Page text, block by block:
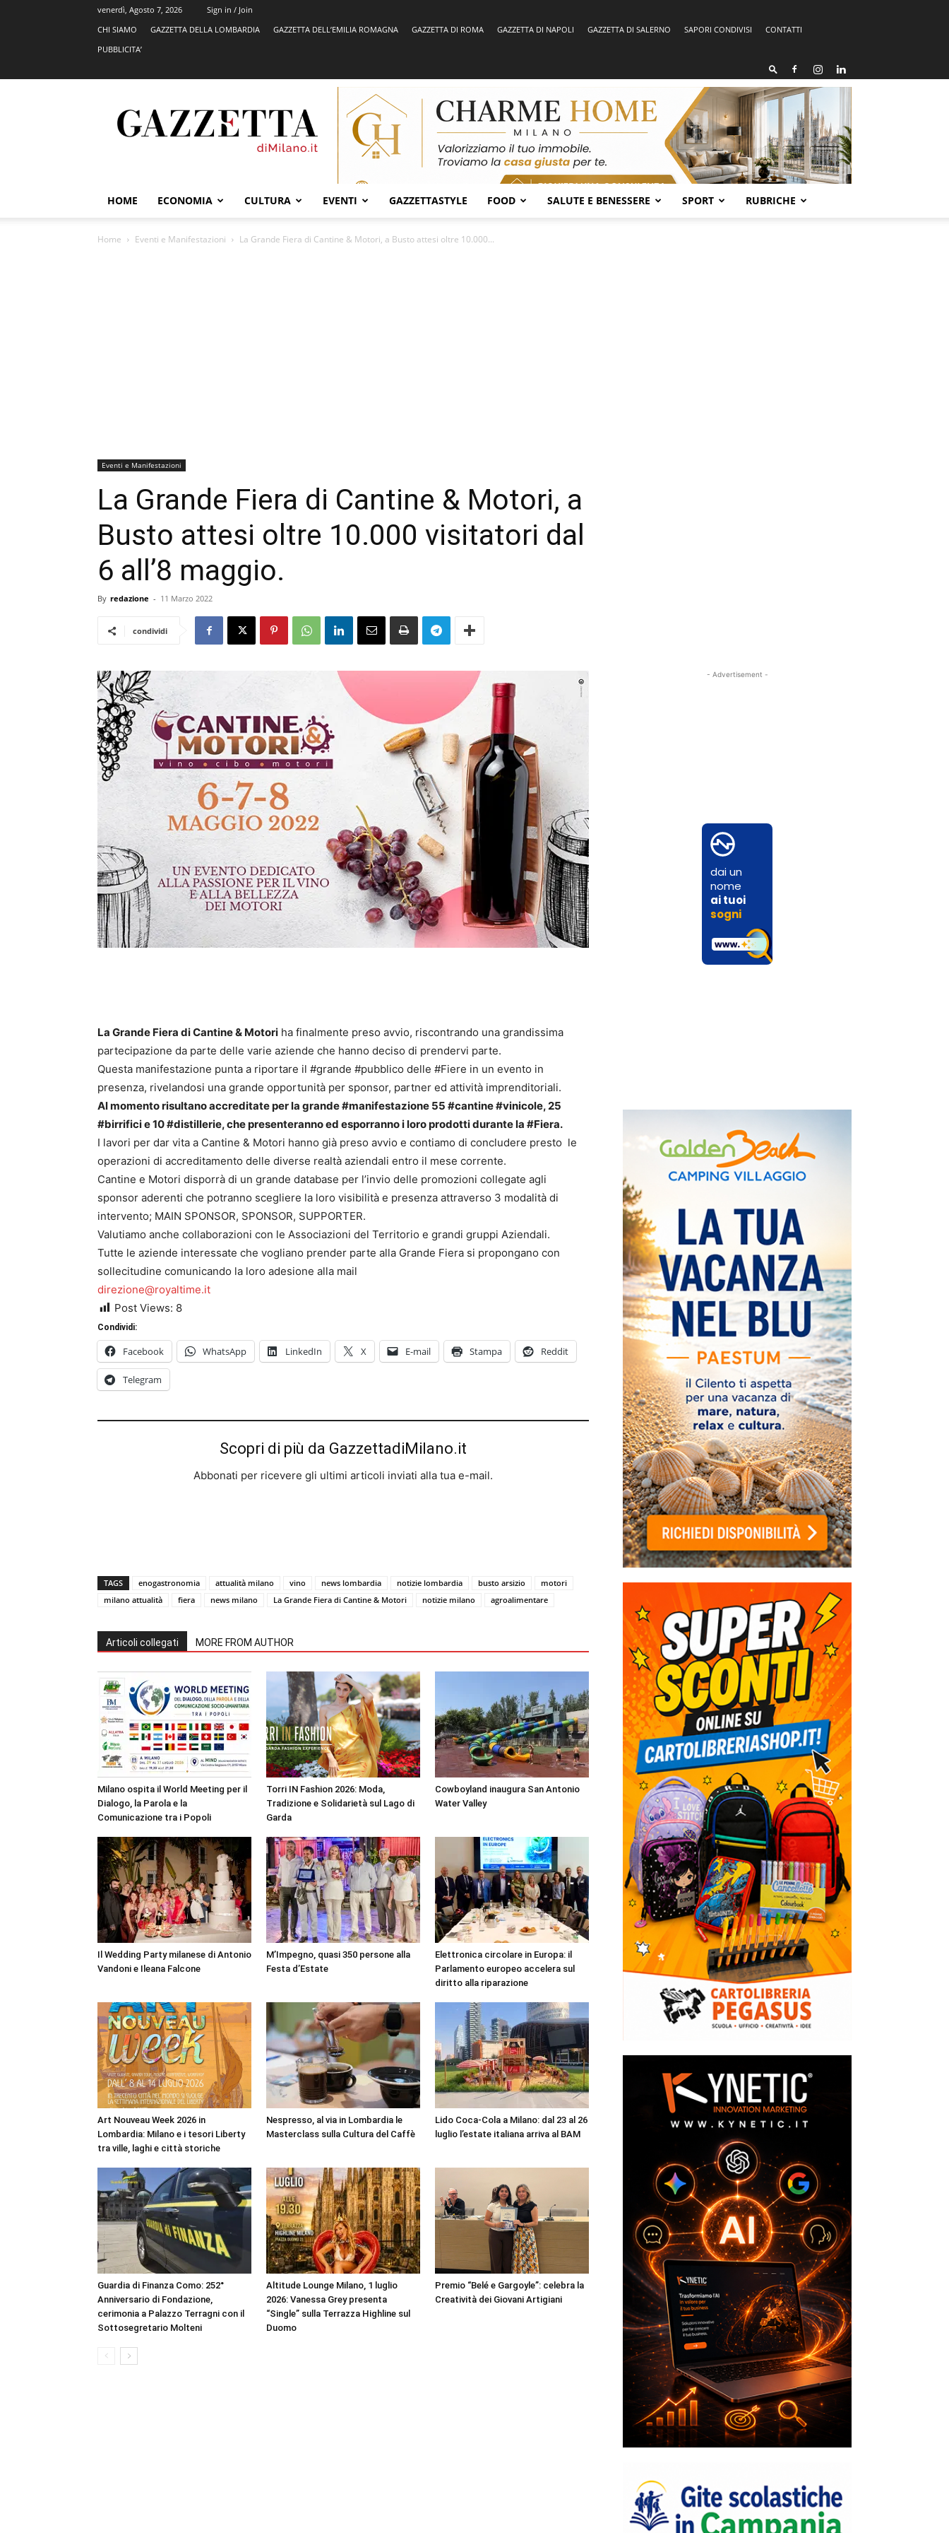
venerdì, Agosto 7, 2026
Sign in / Join
CHI SIAMO
GAZZETTA DELLA LOMBARDIA GAZZETTA DELL’EMILIA ROMAGNA GAZZETTA DI ROMA GAZZETTA DI NAPOLI GAZZETTA DI SALERNO SAPORI CONDIVISI
CONTATTI
PUBBLICITA’
HOME ECONOMIA CULTURA EVENTI GAZZETTASTYLE FOOD SALUTE E BENESSERE SPORT RUBRICHE
Home Eventi e Manifestazioni La Grande Fiera di Cantine & Motori, a Busto attesi oltre 10.000...
Eventi e Manifestazioni
La Grande Fiera di Cantine & Motori, a
Busto attesi oltre 10.000 visitatori dal
6 all’8 maggio.
By redazione - 11 Marzo 2022
condividi
La Grande Fiera di Cantine & Motori ha finalmente preso avvio, riscontrando una grandissima
partecipazione da parte delle varie aziende che hanno deciso di prendervi parte.
Questa manifestazione punta a riportare il #grande #pubblico delle #Fiere in un evento in
presenza, rivelandosi una grande opportunità per sponsor, partner ed attività imprenditoriali.
Al momento risultano accreditate per la grande #manifestazione 55 #cantine #vinicole, 25
#birrifici e 10 #distillerie, che presenteranno ed esporranno i loro prodotti durante la #Fiera.
I lavori per dar vita a Cantine & Motori hanno già preso avvio e contiamo di concludere presto le
operazioni di accreditamento delle diverse realtà aziendali entro il mese corrente.
Cantine e Motori disporrà di un grande database per l’invio delle promozioni collegate agli
sponsor aderenti che potranno scegliere la loro visibilità e presenza attraverso 3 modalità di
intervento; MAIN SPONSOR, SPONSOR, SUPPORTER.
Valutiamo anche collaborazioni con le Associazioni del Territorio e grandi gruppi Aziendali.
Tutte le aziende interessate che vogliano prender parte alla Grande Fiera si propongano con
sollecitudine comunicando la loro adesione alla mail
direzione@royaltime.it
Post Views: 8
Condividi:
Facebook WhatsApp LinkedIn X E-mail Stampa Reddit
Telegram
Scopri di più da GazzettadiMilano.it
Abbonati per ricevere gli ultimi articoli inviati alla tua e-mail.
TAGS enogastronomia attualità milano vino news lombardia notizie lombardia busto arsizio
motori
milano attualità
fiera news milano La Grande Fiera di Cantine & Motori notizie milano agroalimentare
Articoli collegati MORE FROM AUTHOR
Milano ospita il World Meeting per il
Dialogo, la Parola e la
Comunicazione tra i Popoli
Torri IN Fashion 2026: Moda,
Tradizione e Solidarietà sul Lago di
Garda
Cowboyland inaugura San Antonio
Water Valley
Il Wedding Party milanese di Antonio
Vandoni e Ileana Falcone
M’Impegno, quasi 350 persone alla
Festa d’Estate
Elettronica circolare in Europa: il
Parlamento europeo accelera sul
diritto alla riparazione
Art Nouveau Week 2026 in
Lombardia: Milano e i tesori Liberty
tra ville, laghi e città storiche
Nespresso, al via in Lombardia le
Masterclass sulla Cultura del Caffè
Lido Coca-Cola a Milano: dal 23 al 26
luglio l’estate italiana arriva al BAM
Guardia di Finanza Como: 252°
Anniversario di Fondazione,
cerimonia a Palazzo Terragni con il
Sottosegretario Molteni
Altitude Lounge Milano, 1 luglio
2026: Vanessa Grey presenta
“Single” sulla Terrazza Highline sul
Duomo
Premio “Belé e Gargoyle”: celebra la
Creatività dei Giovani Artigiani
- Advertisement -